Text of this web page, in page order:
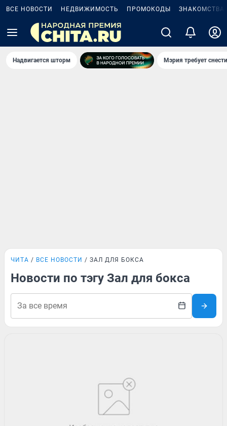
ВСЕ НОВОСТИ НЕДВИЖИМОСТЬ ПРОМОКОДЫ ЗНАКОМСТВА
Надвигается шторм Мэрия требует
ЧИТА ВСЕ НОВОСТИ ЗАЛ ДЛЯ БОКСА
Новости по тэгу Зал для бокса